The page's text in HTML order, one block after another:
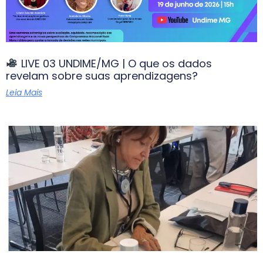
LIVE 03 UNDIME/MG | O que os dados
revelam sobre suas aprendizagens?
Leia Mais